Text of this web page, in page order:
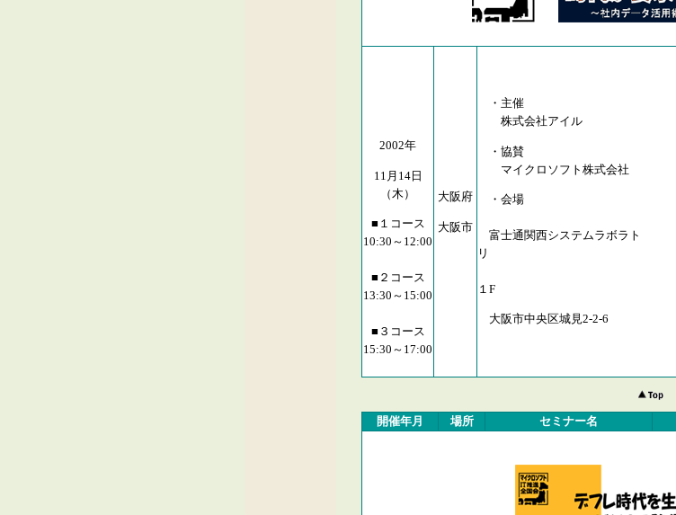
2002年
11月14日
（木）
■１コース
10:30～12:00
■２コース
13:30～15:00
■３コース
15:30～17:00
大阪府
大阪市
・主催
株式会社アイル
・協賛
マイクロソフト株式会社
・会場
富士通関西システムラボラト
リ
１F
大阪市中央区城見2-2-6
開催年月 場所 セミナー名